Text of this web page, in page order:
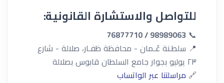
للتواصل والاستشارة القانونية:
📞
98989063 / 76877710
📍 سلطـنة عُـمان - محافظة ظفـار، صلالة - شارع
٢٣ يوليو بجوار جامع السلطان قابوس بصلالة
🔗 مراسلتنا عبر الواتساب